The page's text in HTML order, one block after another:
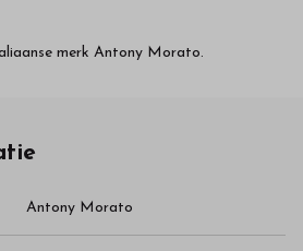
merk Antony Morato.
Antony Morato